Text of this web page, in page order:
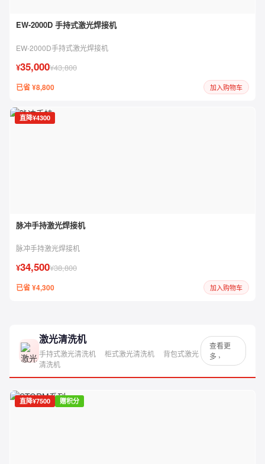
EW-2000D 手持式激光焊接机
EW-2000D手持式激光焊接机
¥35,000¥43,800
已省 ¥8,800 加入购物车
直降¥4300
脉冲手持激光焊接机
脉冲手持激光焊接机
¥34,500¥38,800
已省 ¥4,300 加入购物车
激光清洗机
手持式激光清洗机 柜式激光清洗机
背包式激光
清洗机
查看更
多 ›
直降¥7500 赠积分